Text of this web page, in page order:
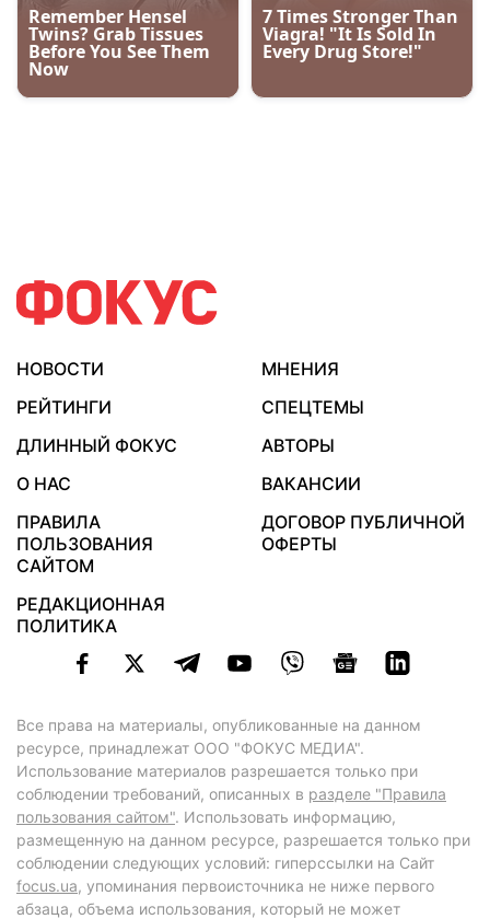
НОВОСТИ
МНЕНИЯ
РЕЙТИНГИ
СПЕЦТЕМЫ
ДЛИННЫЙ ФОКУС
АВТОРЫ
О НАС
ВАКАНСИИ
ПРАВИЛА
ПОЛЬЗОВАНИЯ
САЙТОМ
ДОГОВОР ПУБЛИЧНОЙ
ОФЕРТЫ
РЕДАКЦИОННАЯ
ПОЛИТИКА
Все права на материалы, опубликованные на данном
ресурсе, принадлежат ООО "ФОКУС МЕДИА".
Использование материалов разрешается только при
соблюдении требований, описанных в разделе "Правила
пользования сайтом". Использовать информацию,
размещенную на данном ресурсе, разрешается только при
соблюдении следующих условий: гиперссылки на Сайт
focus.ua, упоминания первоисточника не ниже первого
абзаца, объема использования, который не может